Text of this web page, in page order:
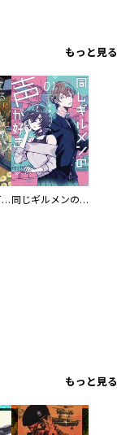
もっと見る
奴隷を調教してハーレム作る 同じギルメンの声が好き
もっと見る